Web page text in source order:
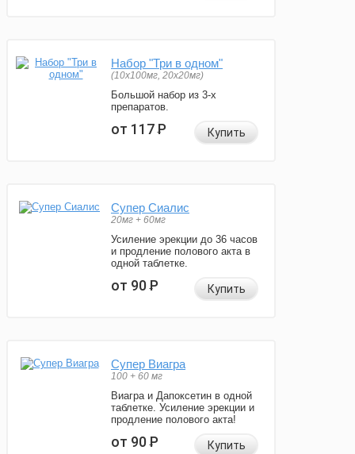
Набор "Три в одном"
(10x100мг, 20x20мг)
Большой набор из 3-х
препаратов.
от 117Р Купить
Супер Сиалис
20мг + 60мг
Усиление эрекции до 36 часов
и продление полового акта в
одной таблетке.
от 90Р Купить
Супер Виагра
100 + 60 мг
Виагра и Дапоксетин в одной
таблетке. Усиление эрекции и
продление полового акта!
от 90Р Купить